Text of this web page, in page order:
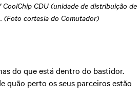
CDU (unidade de distribuição de
(Foto cortesia do Comutador)
do que está dentro do bastidor.
quão perto os seus parceiros estão